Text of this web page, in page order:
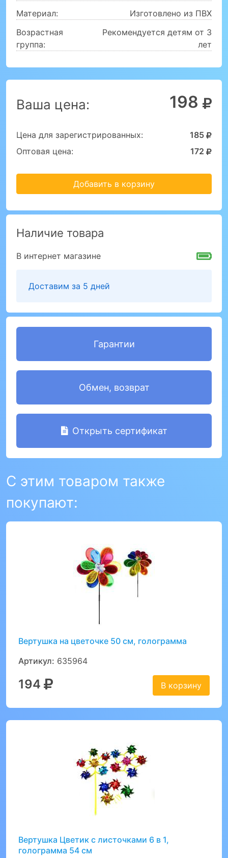
Материал:
Изготовлено из ПВХ
Возрастная
группа:
Рекомендуется детям от 3
лет
Ваша цена: 198
Цена для зарегистрированных:
185
Оптовая цена:
172
Добавить в корзину
Наличие товара
В интернет магазине
Доставим за 5 дней
Гарантии
Обмен, возврат
Открыть сертификат
С этим товаром также
покупают:
Вертушка на цветочке 50 см, голограмма
Артикул: 635964
194 В корзину
Вертушка Цветик с листочками 6 в 1,
голограмма 54 см